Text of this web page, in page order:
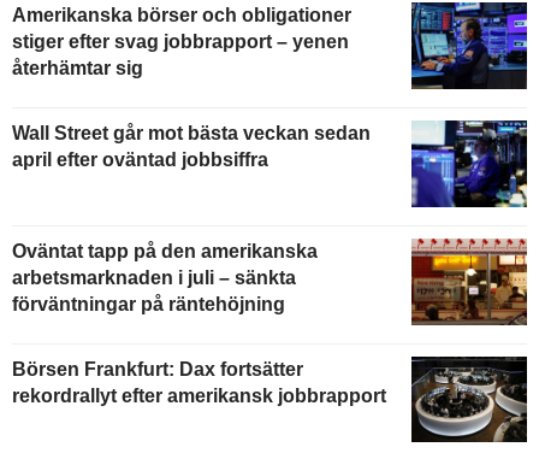
Amerikanska börser och obligationer
stiger efter svag jobbrapport – yenen
återhämtar sig
Wall Street går mot bästa veckan sedan
april efter oväntad jobbsiffra
Oväntat tapp på den amerikanska
arbetsmarknaden i juli – sänkta
förväntningar på räntehöjning
Börsen Frankfurt: Dax fortsätter
rekordrallyt efter amerikansk jobbrapport